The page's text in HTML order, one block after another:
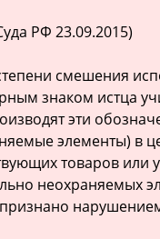
РФ 23.09.2015)
смешения
знаком истца
эти
элементы) в
товаров или
неохраняемых